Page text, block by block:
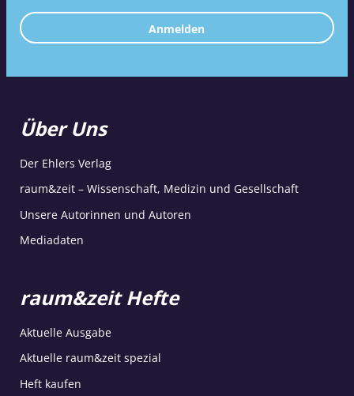
Anmelden
Über Uns
Der Ehlers Verlag
raum&zeit – Wissenschaft, Medizin und Gesellschaft
Unsere Autorinnen und Autoren
Mediadaten
raum&zeit Hefte
Aktuelle Ausgabe
Aktuelle raum&zeit spezial
Heft kaufen